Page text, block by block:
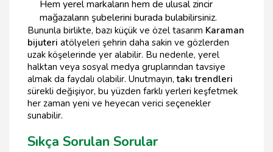
Hem yerel markaların hem de ulusal zincir
mağazaların şubelerini burada bulabilirsiniz.
Bununla birlikte, bazı küçük ve özel tasarım Karaman
bijuteri atölyeleri şehrin daha sakin ve gözlerden
uzak köşelerinde yer alabilir. Bu nedenle, yerel
halktan veya sosyal medya gruplarından tavsiye
almak da faydalı olabilir. Unutmayın,takı trendleri
sürekli değişiyor, bu yüzden farklı yerleri keşfetmek
her zaman yeni ve heyecan verici seçenekler
sunabilir.
Sıkça Sorulan Sorular